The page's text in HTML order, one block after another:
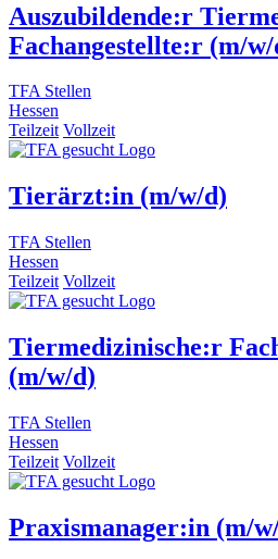
Auszubildende:r
Fachangestellte:r (m/w/
TFA Stellen
Hessen
Teilzeit Vollzeit
Tierärzt:in (m/w/d)
TFA Stellen
Hessen
Teilzeit Vollzeit
Tiermedizinische:r
(m/w/d)
TFA Stellen
Hessen
Teilzeit Vollzeit
Praxismanager:in (m/